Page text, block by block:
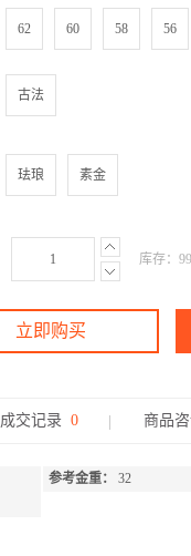
库存：
立即购买
成交记录 0 商品
参考金重： 32